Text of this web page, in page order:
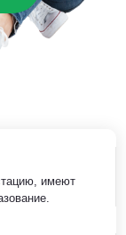
имеют